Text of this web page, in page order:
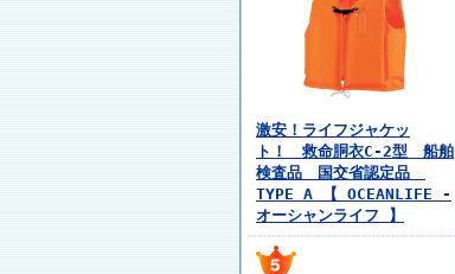
激安！ライフジャケッ
ト！ 救命胴衣C-2型 船舶
検査品 国交省認定品
TYPE A 【 OCEANLIFE -
オーシャンライフ 】